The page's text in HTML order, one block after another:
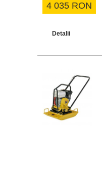
4 035 RON
Detalii